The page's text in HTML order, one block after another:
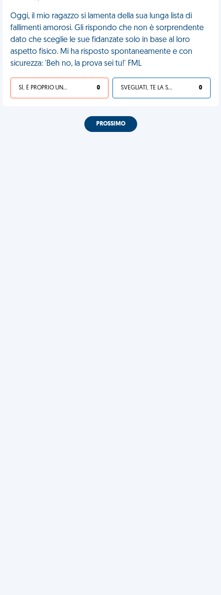
Oggi, il mio ragazzo si lamenta della sua lunga lista di
fallimenti amorosi. Gli rispondo che non è sorprendente
dato che sceglie le sue fidanzate solo in base al loro
aspetto fisico. Mi ha risposto spontaneamente e con
sicurezza: 'Beh no, la prova sei tu!' FML
SÌ, È PROPRIO UNA VDM! 0 SVEGLIATI, TE LA SEI CERCATA! 0
PROSSIMO